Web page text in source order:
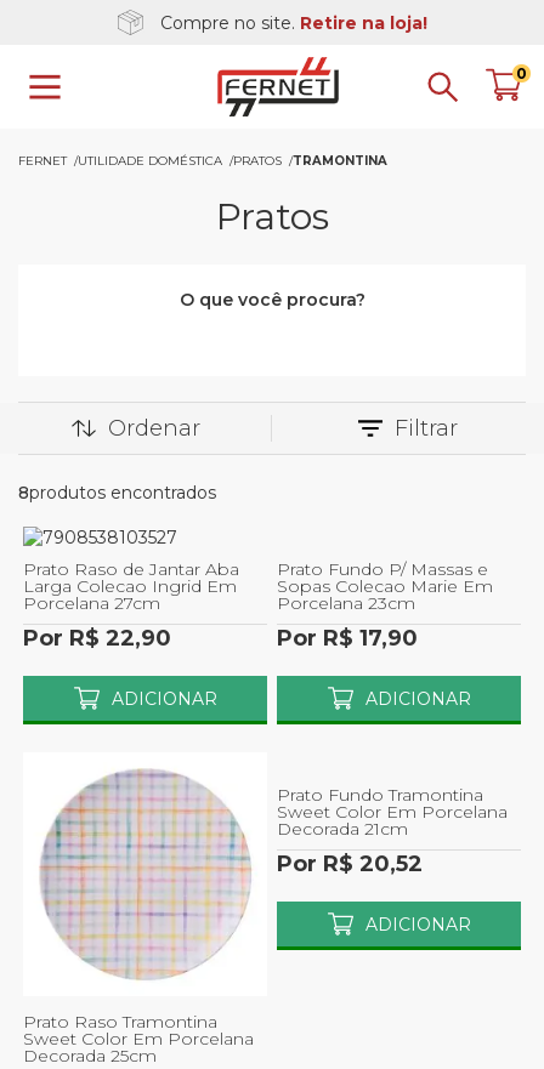
0
Compre no site. Retire na loja!
FERNET UTILIDADE DOMÉSTICA PRATOS TRAMONTINA
Pratos
O que você procura?
Ordenar Filtrar
8produtos encontrados
Prato Raso de Jantar Aba
Larga Colecao Ingrid Em
Porcelana 27cm
Por R$ 22,90
ADICIONAR
Prato Fundo P/ Massas e
Sopas Colecao Marie Em
Porcelana 23cm
Por R$ 17,90
ADICIONAR
Prato Raso Tramontina
Sweet Color Em Porcelana
Decorada 25cm
Prato Fundo Tramontina
Sweet Color Em Porcelana
Decorada 21cm
Por R$ 20,52
ADICIONAR